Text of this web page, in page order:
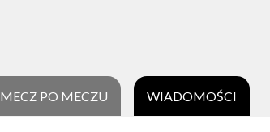
MECZ PO MECZU WIADOMOŚCI